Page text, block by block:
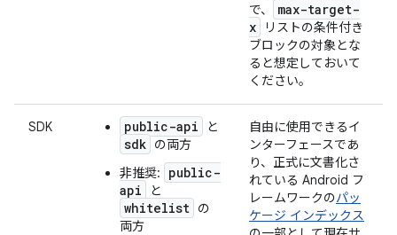
で、
max-target-
x
リストの条件付き
ブロックの対象とな
ると想定しておいて
ください。
SDK public-api と
sdk の両方
非推奨:
public-
api
と
whitelist の
両方
自由に使用できるイ
ンターフェースであ
り、正式に文書化さ
れている Android フ
レームワークのパッ
ケージ インデックス